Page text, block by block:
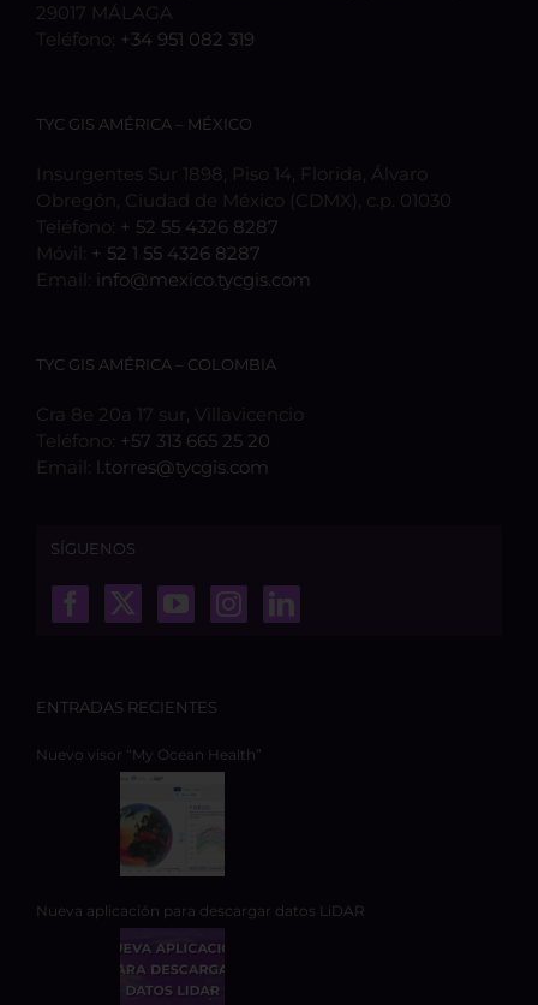
29017 MÁLAGA
Teléfono: +34 951 082 319
TYC GIS AMÉRICA – MÉXICO
Insurgentes Sur 1898, Piso 14, Florida, Álvaro
Obregón, Ciudad de México (CDMX), c.p. 01030
Teléfono: + 52 55 4326 8287
Móvil: + 52 1 55 4326 8287
Email: info@mexico.tycgis.com
TYC GIS AMÉRICA – COLOMBIA
Cra 8e 20a 17 sur, Villavicencio
Teléfono: +57 313 665 25 20
Email: l.torres@tycgis.com
SÍGUENOS
ENTRADAS RECIENTES
Nuevo visor “My Ocean Health”
Nueva aplicación para descargar datos LiDAR